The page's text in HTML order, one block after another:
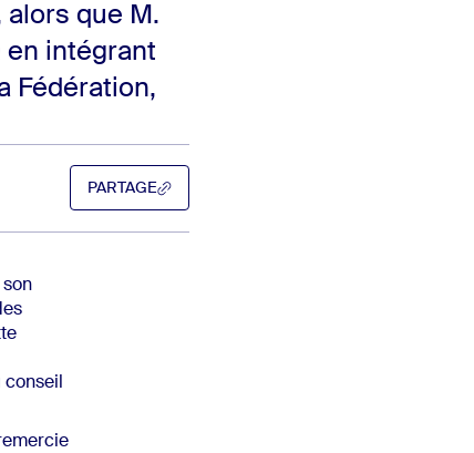
que M.
en intégrant
Fédération,
PARTAGE
PARTAGE